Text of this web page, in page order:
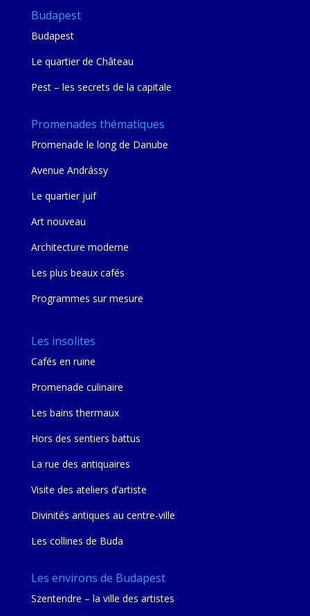
Budapest
Budapest
Le quartier de Château
Pest – les secrets de la capitale
Promenades thématiques
Promenade le long de Danube
Avenue Andrássy
Le quartier juif
Art nouveau
Architecture moderne
Les plus beaux cafés
Programmes sur mesure
Les insolites
Cafés en ruine
Promenade culinaire
Les bains thermaux
Hors des sentiers battus
La rue des antiquaires
Visite des ateliers d’artiste
Divinités antiques au centre-ville
Les collines de Buda
Les environs de Budapest
Szentendre – la ville des artistes